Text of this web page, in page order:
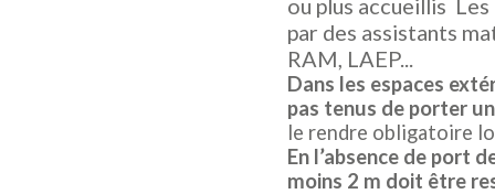
ou plus accueillis
par des assistants
RAM, LAEP...
Dans les espaces
pas tenus de porter
le rendre obligatoire
En l’absence de port
moins 2 m doit être